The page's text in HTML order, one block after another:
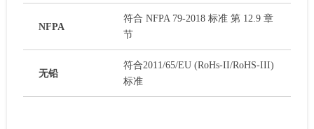
NFPA
符合 NFPA 79-2018 标准 第 12.9 章
节
无铅
符合2011/65/EU (RoHs-II/RoHS-III)
标准